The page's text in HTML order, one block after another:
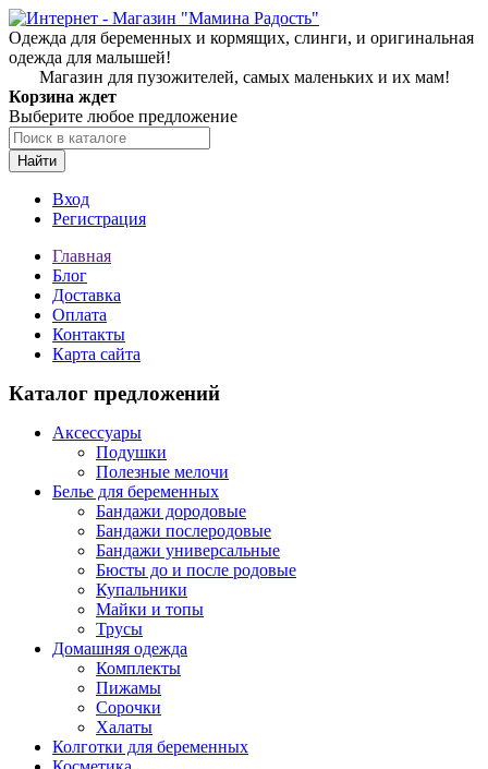
Одежда для беременных и кормящих, слинги, и оригинальная
одежда для малышей!
Магазин для пузожителей, самых маленьких и их мам!
Корзина ждет
Выберите любое предложение
Найти
Вход
Регистрация
Главная
Блог
Доставка
Оплата
Контакты
Карта сайта
Каталог предложений
Аксессуары
Подушки
Полезные мелочи
Белье для беременных
Бандажи дородовые
Бандажи послеродовые
Бандажи универсальные
Бюсты до и после родовые
Купальники
Майки и топы
Трусы
Домашняя одежда
Комплекты
Пижамы
Сорочки
Халаты
Колготки для беременных